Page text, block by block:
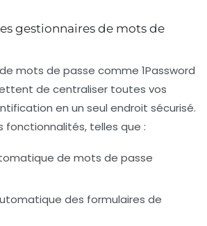
gestionnaires de mots de
mots de passe comme 1Password
de centraliser toutes vos
en un seul endroit sécurisé.
fonctionnalités, telles que :
de mots de passe
des formulaires de